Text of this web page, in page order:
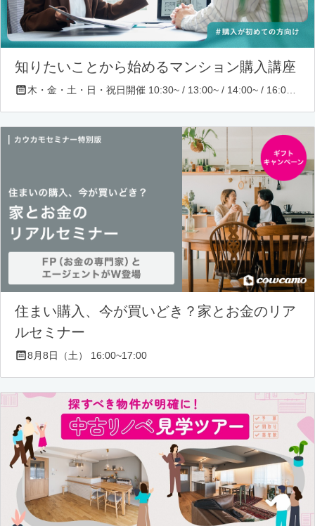
知りたいことから始めるマンション購入講座
住まい購入、今が買いどき？家とお金のリア
ルセミナー
8月8日（土） 16:00~17:00